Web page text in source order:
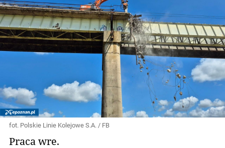
fot. Polskie Linie Kolejowe S.A. / FB
Praca wre.